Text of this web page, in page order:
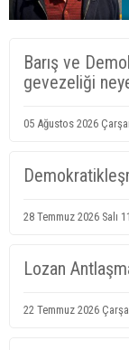
Barış ve
gevezeliği
05 Ağustos 2026
28 Temmuz 2026 Salı
Lozan
22 Temmuz 2026